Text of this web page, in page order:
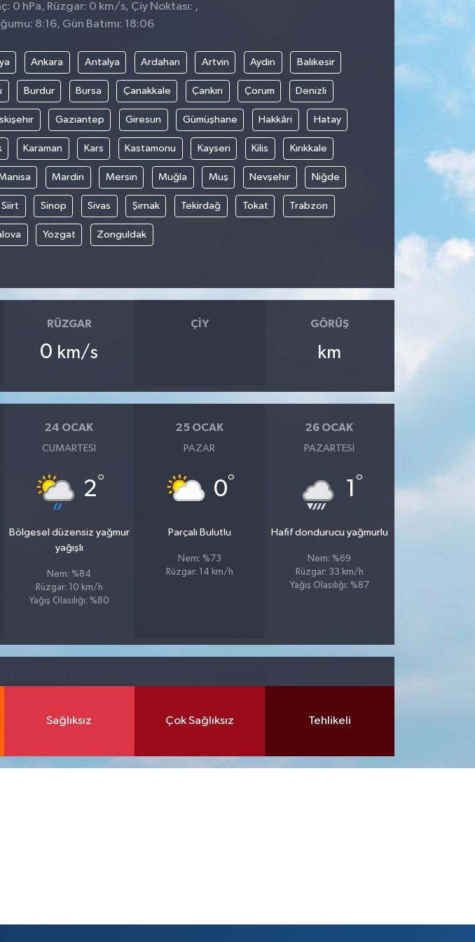
0 hPa, Rüzgar: 0 km/s, Çiy Noktası: ,
8:16, Gün Batımı: 18:06
Ankara Antalya Ardahan Artvin Aydın Balıkesir
Burdur Bursa Çanakkale Çankırı Çorum Denizli
Gaziantep Giresun Gümüşhane Hakkâri Hatay
Karaman Kars Kastamonu Kayseri Kilis Kırıkkale
Mardin Mersin Muğla Muş Nevşehir Niğde
Siirt Sinop Sivas Şırnak Tekirdağ Tokat Trabzon
Yozgat Zonguldak
RÜZGAR
0 km/s
ÇIY GÖRÜŞ
km
24 OCAK
CUMARTESI
2°
Bölgesel düzensiz yağmur
yağışlı
Nem: %84
Rüzgar: 10 km/h
Yağış Olasılığı: %80
25 OCAK
PAZAR
0°
Parçalı Bulutlu
Nem: %73
Rüzgar: 14 km/h
26 OCAK
PAZARTESI
1 °
Hafif dondurucu yağmurlu
Nem: %69
Rüzgar: 33 km/h
Yağış Olasılığı: %87
Sağlıksız Çok Sağlıksız Tehlikeli